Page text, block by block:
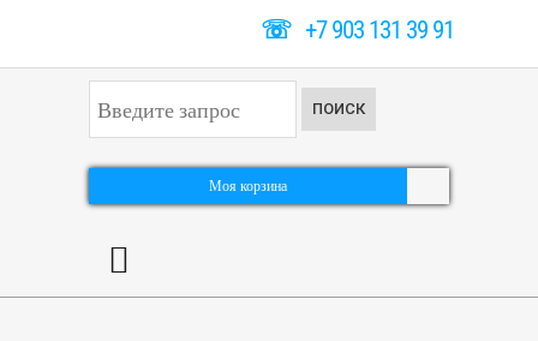
☏+7 903 131 39 91
к
а
ь
ПОИСК
Моя корзина